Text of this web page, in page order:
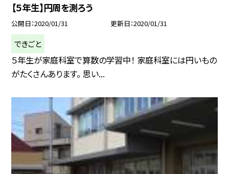
【５年生】円周を測ろう
公開日 2020/01/31 更新日 2020/01/31
できごと
５年生が家庭科室で算数の学習中！ 家庭科室には円いもの
がたくさんあります。 思い...